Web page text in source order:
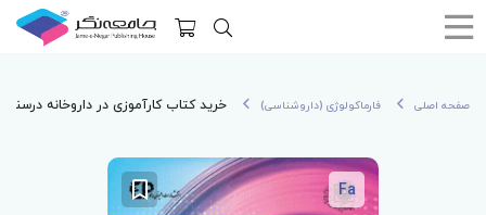
صفحه اصلی فارماکولوژی (داروشناسی) خرید کتاب کارآموزی در داروخانه درسنامه‌های
Fa